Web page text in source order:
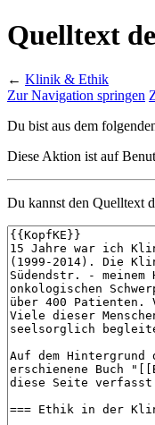
Quelltext
← Klinik & Ethik
Zur Navigation springen
Du bist aus dem
Diese Aktion ist auf
Du kannst den Quelltext